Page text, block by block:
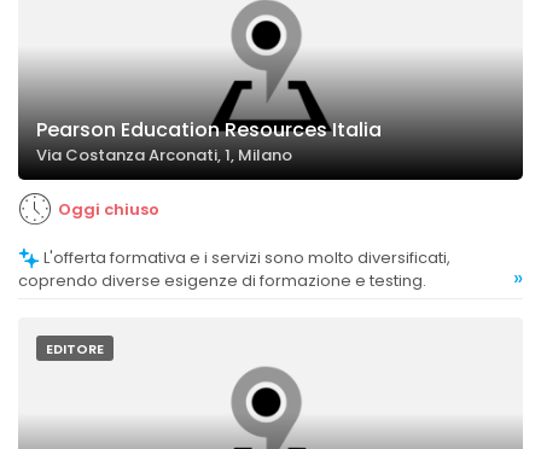
Pearson Education Resources Italia
Via Costanza Arconati, 1, Milano
Oggi chiuso
coprendo diverse esigenze di formazione e testing.
»
EDITORE